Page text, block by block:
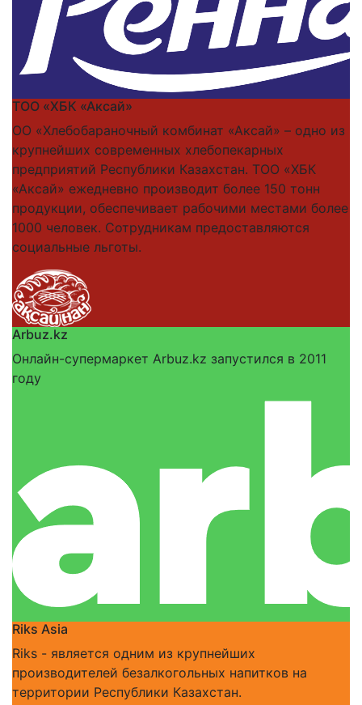
ТОО «ХБК «Аксай»
ОО «Хлебобараночный комбинат «Аксай» – одно из
крупнейших современных хлебопекарных
предприятий Республики Казахстан. ТОО «ХБК
«Аксай» ежедневно производит более 150 тонн
продукции, обеспечивает рабочими местами более
1000 человек. Сотрудникам предоставляются
социальные льготы.
Arbuz.kz
Онлайн-супермаркет Arbuz.kz запустился в 2011
году
Riks Asia
Riks - является одним из крупнейших
производителей безалкогольных напитков на
территории Республики Казахстан.